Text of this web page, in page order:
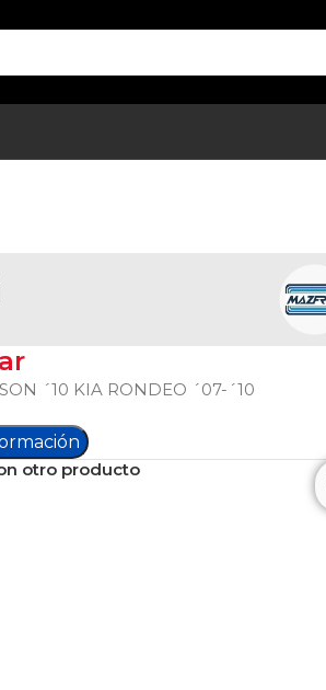
´10 KIA RONDEO ´07-´10
otro producto